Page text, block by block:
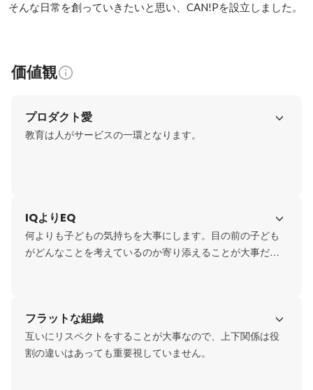
そんな日常を創っていきたいと思い、CAN!Pを設立しました。
価値観
プロダクト愛
教育は人がサービスの一環となります。
IQよりEQ
何よりも子どもの気持ちを大事にします。目の前の子ども
がどんなことを考えているのか寄り添えることが大事だと
フラットな組織
互いにリスペクトをすることが大事なので、上下関係は役
割の違いはあっても重要視していません。